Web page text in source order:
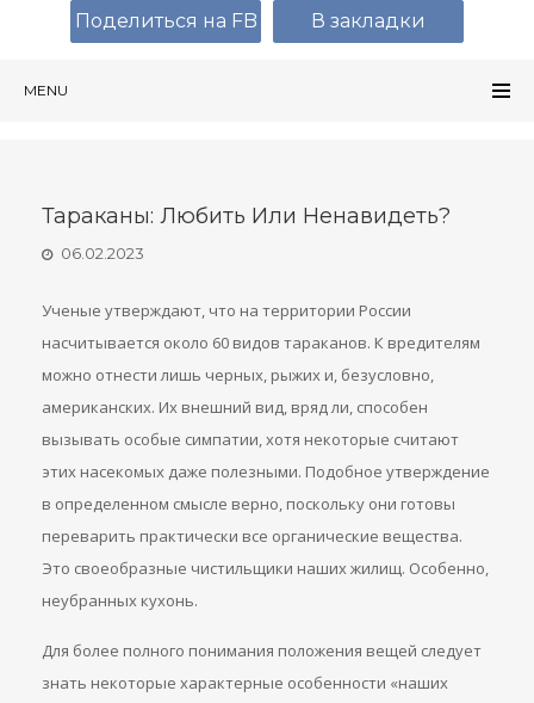
MENU
Тараканы: Любить Или Ненавидеть?
06.02.2023
Ученые утверждают, что на территории России
насчитывается около 60 видов тараканов. К вредителям
можно отнести лишь черных, рыжих и, безусловно,
американских. Их внешний вид, вряд ли, способен
вызывать особые симпатии, хотя некоторые считают
этих насекомых даже полезными. Подобное утверждение
в определенном смысле верно, поскольку они готовы
переварить практически все органические вещества.
Это своеобразные чистильщики наших жилищ. Особенно,
неубранных кухонь.
Для более полного понимания положения вещей следует
знать некоторые характерные особенности «наших
Поделиться на FB В закладки